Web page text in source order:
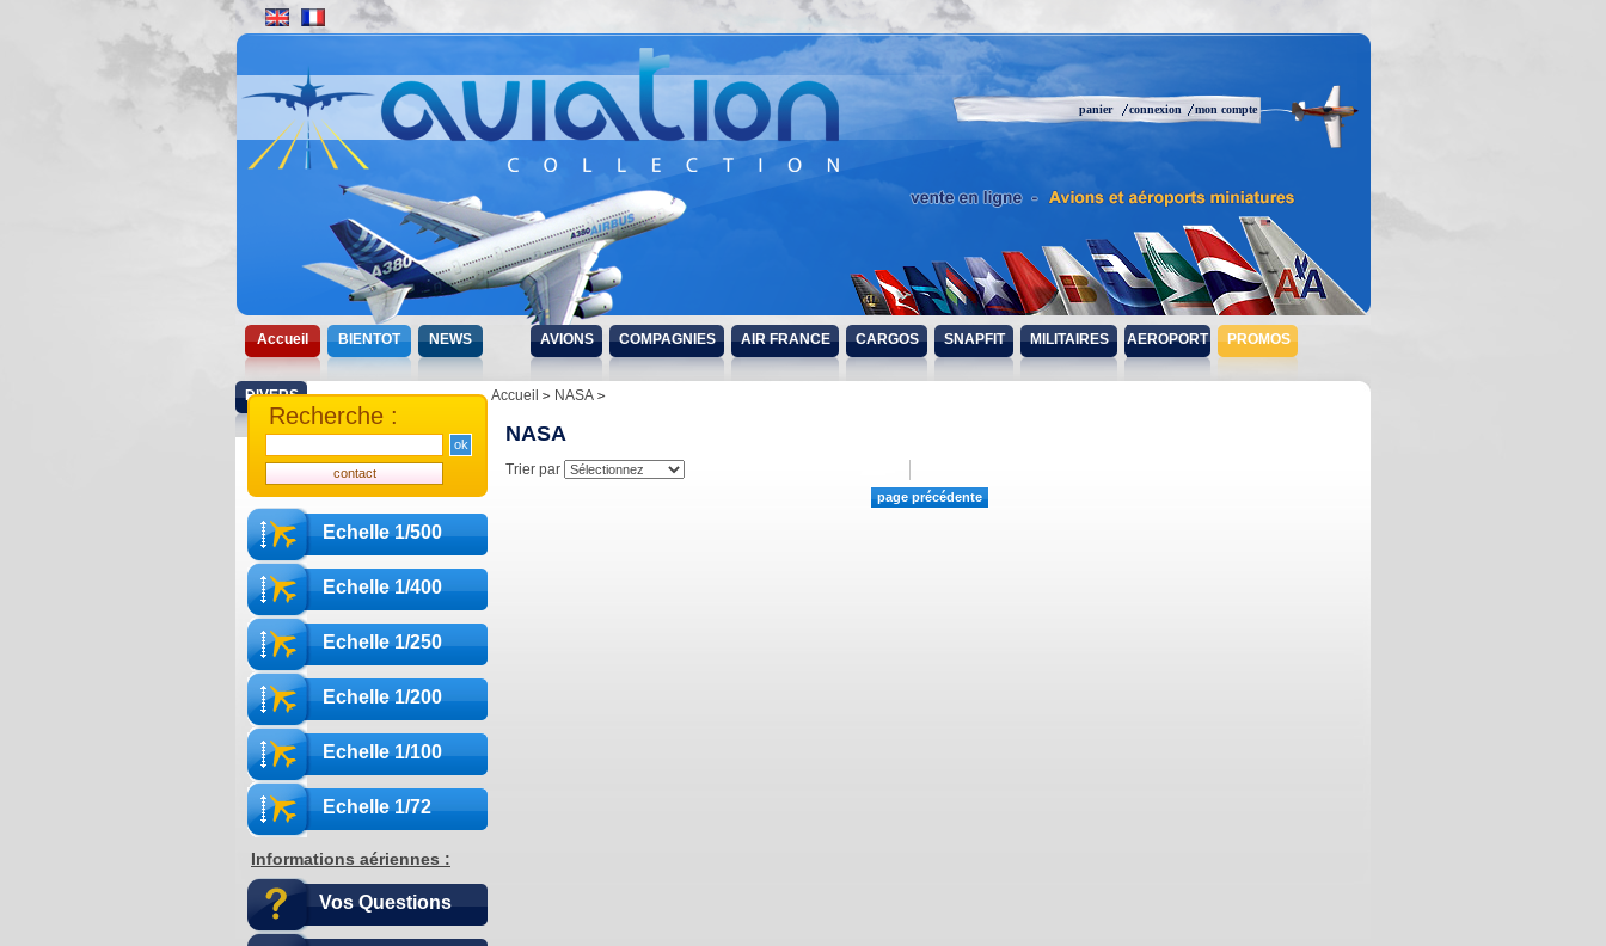
mon compte
connexion
panier
Accueil BIENTOT NEWS AVIONS COMPAGNIES AIR FRANCE CARGOS SNAPFIT MILITAIRES AEROPORT PROMOS
DIVERS
Echelle 1/500
Echelle 1/400
Echelle 1/250
Echelle 1/200
Echelle 1/100
Echelle 1/72
Informations aériennes :
Vos Questions
Recherche :
Accueil NASA
NASA
Trier par